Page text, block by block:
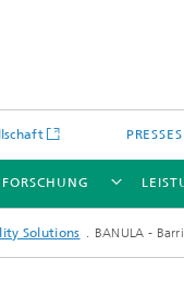
FORSCHUNG
Solutions BANULA -